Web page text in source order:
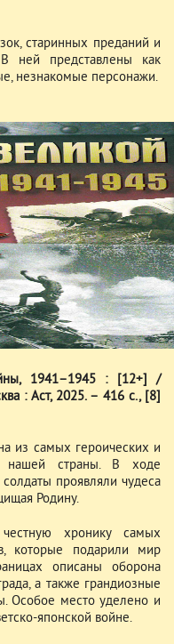
старинных преданий и
ней представлены как
незнакомые персонажи.
1941–1945 : [12+] /
: Аст, 2025. – 416 с., [8]
из самых героических и
нашей страны. В ходе
проявляли чудеса
Родину.
хронику самых
которые подарили мир
описаны оборона
а также грандиозные
Особое место уделено и
японской войне.